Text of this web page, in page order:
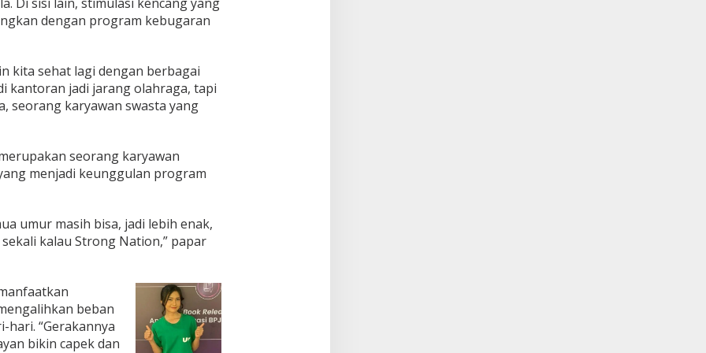
dengan program kebugaran
kita sehat lagi dengan berbagai
kantoran jadi jarang olahraga, tapi
seorang karyawan swasta yang
seorang karyawan
menjadi keunggulan program
umur masih bisa, jadi lebih enak,
kalau Strong Nation,” papar
beban
“Gerakannya
bikin capek dan